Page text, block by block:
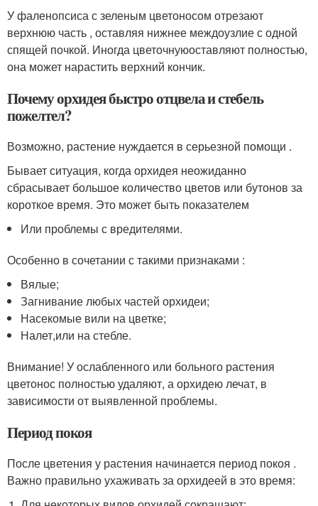
У фаленопсиса с зеленым цветоносом отрезают
верхнюю часть , оставляя нижнее междоузлие с одной
спящей почкой. Иногда цветочнуюоставляют полностью,
она может нарастить верхний кончик.
Почему орхидея быстро отцвела и стебель
пожелтел?
Возможно, растение нуждается в серьезной помощи .
Бывает ситуация, когда орхидея неожиданно
сбрасывает большое количество цветов или бутонов за
короткое время. Это может быть показателем
Или проблемы с вредителями.
Особенно в сочетании с такими признаками :
Вялые;
Загнивание любых частей орхидеи;
Насекомые вили на цветке;
Налет,или на стебле.
Внимание! У ослабленного или больного растения
цветонос полностью удаляют, а орхидею лечат, в
зависимости от выявленной проблемы.
Период покоя
После цветения у растения начинается период покоя .
Важно правильно ухаживать за орхидеей в это время: